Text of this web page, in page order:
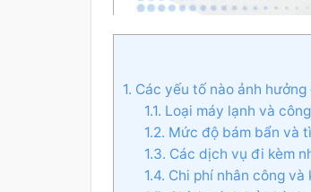
1. Các yếu tố nào ảnh
1.1. Loại máy lạnh và
1.2. Mức độ bám bẩn và
1.3. Các dịch vụ đi kèm
1.4. Chi phí nhân công